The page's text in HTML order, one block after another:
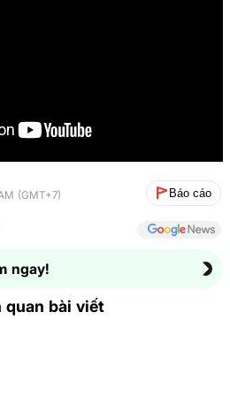
(GMT+7) Báo cáo
ngay!
quan bài viết